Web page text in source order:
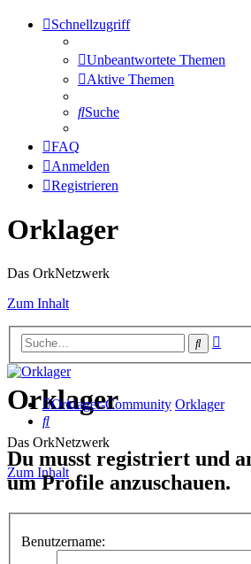
Schnellzugriff
Unbeantwortete Themen
Aktive Themen
Suche
FAQ
Anmelden
Registrieren
Orklager
Das OrkNetzwerk
Zum Inhalt
Suche
Orklager
Das OrkNetzwerk
Zum Inhalt
Orklager-Community Orklager
Suche
Du musst registriert und
um Profile anzuschauen.
Benutzername: